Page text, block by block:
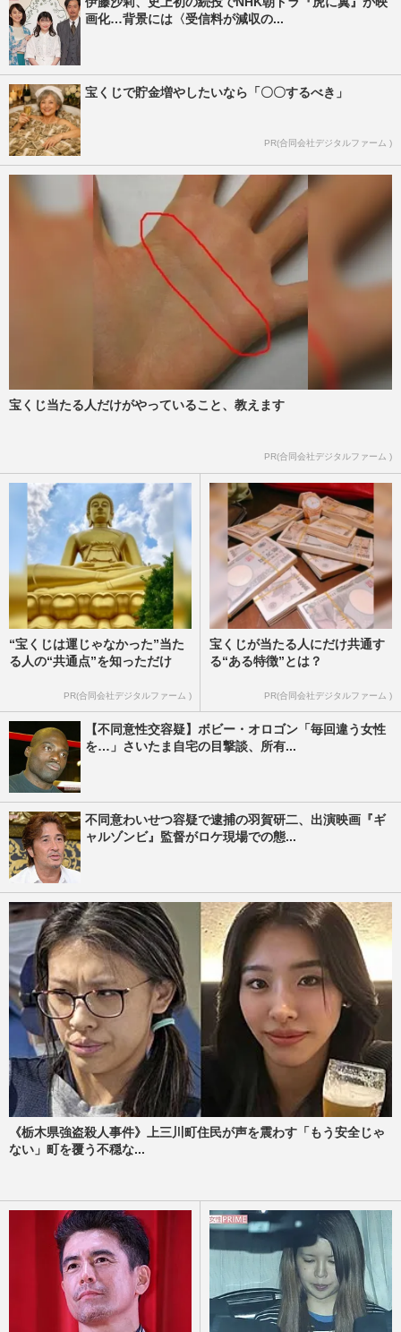
画化…背景には〈受信料が減収の...
宝くじで貯金増やしたいなら「〇〇するべき」
PR(合同会社デジタルファーム )
宝くじ当たる人だけがやっていること、教えます
PR(合同会社デジタルファーム )
“宝くじは運じゃなかった”当た
る人の“共通点”を知っただけ
PR(合同会社デジタルファーム )
宝くじが当たる人にだけ共通す
る“ある特徴”とは？
PR(合同会社デジタルファーム )
【不同意性交容疑】ボビー・オロゴン「毎回違う女性
を…」さいたま自宅の目撃談、所有...
不同意わいせつ容疑で逮捕の羽賀研二、出演映画『ギ
ャルゾンビ』監督がロケ現場での態...
《栃木県強盗殺人事件》上三川町住民が声を震わす「もう安全じゃ
ない」町を覆う不穏な...